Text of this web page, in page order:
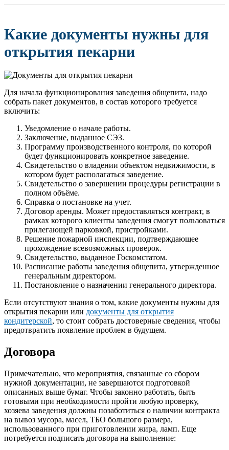
Какие документы нужны для
открытия пекарни
Для начала функционирования заведения общепита, надо
собрать пакет документов, в состав которого требуется
включить:
Уведомление о начале работы.
Заключение, выданное СЭЗ.
Программу производственного контроля, по которой
будет функционировать конкретное заведение.
Свидетельство о владении объектом недвижимости, в
котором будет располагаться заведение.
Свидетельство о завершении процедуры регистрации в
полном объёме.
Справка о постановке на учет.
Договор аренды. Может предоставляться контракт, в
рамках которого клиенты заведения смогут пользоваться
прилегающей парковкой, пристройками.
Решение пожарной инспекции, подтверждающее
прохождение всевозможных проверок.
Свидетельство, выданное Госкомстатом.
Расписание работы заведения общепита, утвержденное
генеральным директором.
Постановление о назначении генерального директора.
Если отсутствуют знания о том, какие документы нужны для
открытия пекарни или документы для открытия
кондитерской, то стоит собрать достоверные сведения, чтобы
предотвратить появление проблем в будущем.
Договора
Примечательно, что мероприятия, связанные со сбором
нужной документации, не завершаются подготовкой
описанных выше бумаг. Чтобы законно работать, быть
готовыми при необходимости пройти любую проверку,
хозяева заведения должны позаботиться о наличии контракта
на вывоз мусора, масел, ТБО большого размера,
использованного при приготовлении жира, ламп. Еще
потребуется подписать договора на выполнение: